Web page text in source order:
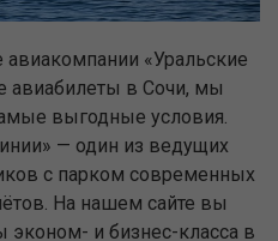
авиакомпании «Уральские
авиабилеты в Сочи, мы
выгодные условия.
— один из ведущих
с парком современных
На нашем сайте вы
эконом- и бизнес-класса в